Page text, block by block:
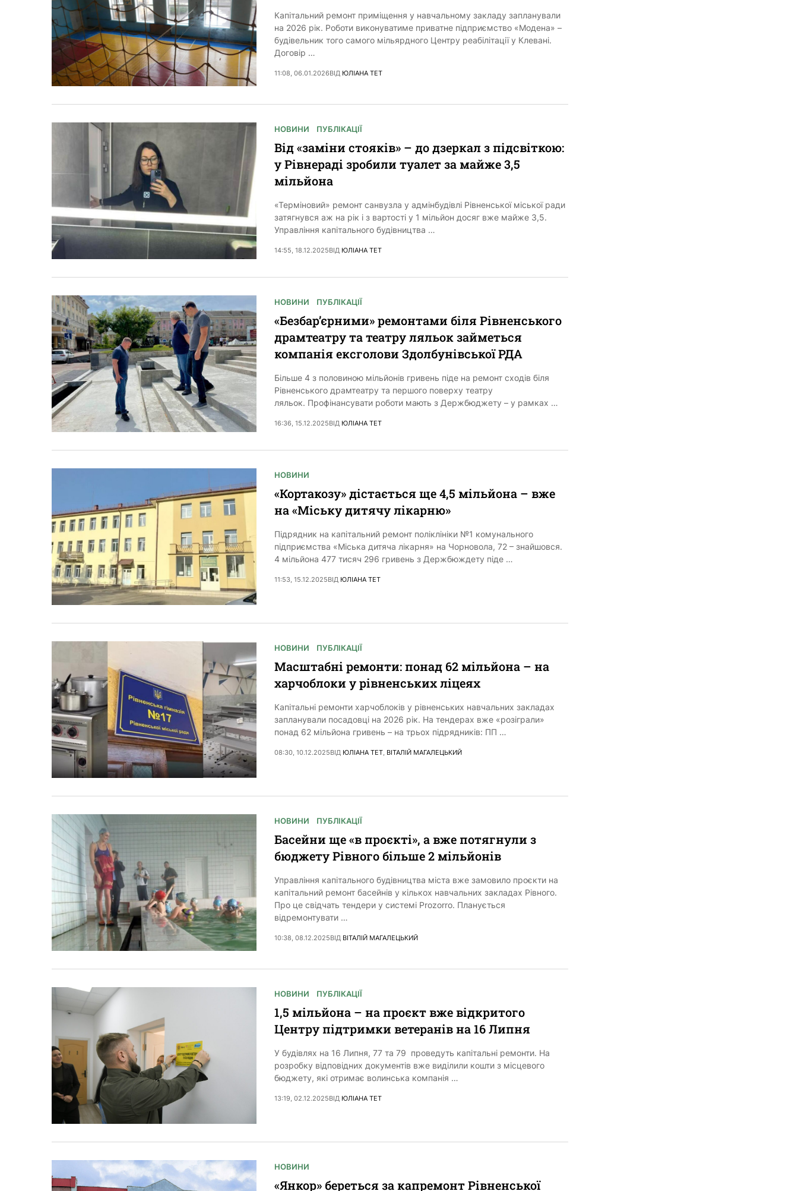
Капітальний ремонт приміщення у навчальному закладу запланували
на 2026 рік. Роботи виконуватиме приватне підприємство «Модена» –
будівельник того самого мільярдного Центру реабілітації у Клевані.
Договір …
11:08, 06.01.2026ВІД ЮЛІАНА ТЕТ
НОВИНИ ПУБЛІКАЦІЇ
Від «заміни стояків» – до дзеркал з підсвіткою:
у Рівнераді зробили туалет за майже 3,5
мільйона
«Терміновий» ремонт санвузла у адмінбудівлі Рівненської міської ради
затягнувся аж на рік і з вартості у 1 мільйон досяг вже майже 3,5.
Управління капітального будівництва …
14:55, 18.12.2025ВІД ЮЛІАНА ТЕТ
НОВИНИ ПУБЛІКАЦІЇ
«Безбар’єрними» ремонтами біля Рівненського
драмтеатру та театру ляльок займеться
компанія ексголови Здолбунівської РДА
Більше 4 з половиною мільйонів гривень піде на ремонт сходів біля
Рівненського драмтеатру та першого поверху театру
ляльок. Профінансувати роботи мають з Держбюджету – у рамках …
16:36, 15.12.2025ВІД ЮЛІАНА ТЕТ
НОВИНИ
«Кортакозу» дістається ще 4,5 мільйона – вже
на «Міську дитячу лікарню»
Підрядник на капітальний ремонт поліклініки №1 комунального
підприємства «Міська дитяча лікарня» на Чорновола, 72 – знайшовся.
4 мільйона 477 тисяч 296 гривень з Держбюждету піде …
11:53, 15.12.2025ВІД ЮЛІАНА ТЕТ
НОВИНИ ПУБЛІКАЦІЇ
Масштабні ремонти: понад 62 мільйона – на
харчоблоки у рівненських ліцеях
Капітальні ремонти харчоблоків у рівненських навчальних закладах
запланували посадовці на 2026 рік. На тендерах вже «розіграли»
понад 62 мільйона гривень – на трьох підрядників: ПП …
08:30, 10.12.2025ВІД ЮЛІАНА ТЕТ, ВІТАЛІЙ МАГАЛЕЦЬКИЙ
НОВИНИ ПУБЛІКАЦІЇ
Басейни ще «в проєкті», а вже потягнули з
бюджету Рівного більше 2 мільйонів
Управління капітального будівництва міста вже замовило проєкти на
капітальний ремонт басейнів у кількох навчальних закладах Рівного.
Про це свідчать тендери у системі Prozorro. Планується
відремонтувати …
10:38, 08.12.2025ВІД ВІТАЛІЙ МАГАЛЕЦЬКИЙ
НОВИНИ ПУБЛІКАЦІЇ
1,5 мільйона – на проєкт вже відкритого
Центру підтримки ветеранів на 16 Липня
У будівлях на 16 Липня, 77 та 79 проведуть капітальні ремонти. На
розробку відповідних документів вже виділили кошти з місцевого
бюджету, які отримає волинська компанія …
13:19, 02.12.2025ВІД ЮЛІАНА ТЕТ
НОВИНИ
«Янкор» береться за капремонт Рівненської